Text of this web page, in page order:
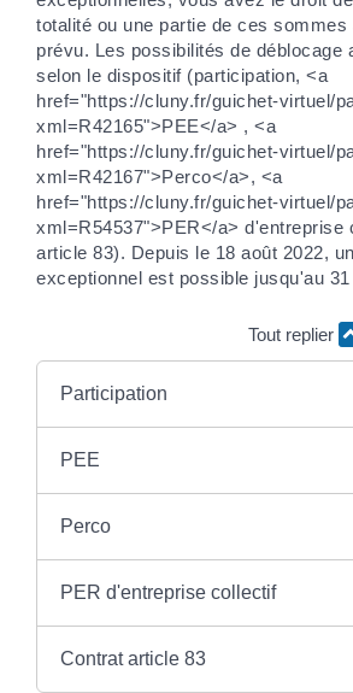
totalité ou une partie de ces sommes
prévu. Les possibilités de déblocage
selon le dispositif (participation, <a
href="https://cluny.fr/guichet-virtuel/
xml=R42165">PEE</a> , <a
href="https://cluny.fr/guichet-virtuel/
xml=R42167">Perco</a>, <a
href="https://cluny.fr/guichet-virtuel/
xml=R54537">PER</a> d'entreprise
article 83). Depuis le 18 août 2022,
exceptionnel est possible jusqu'au
Tout replier
Participation
PEE
Perco
PER d'entreprise collectif
Contrat article 83